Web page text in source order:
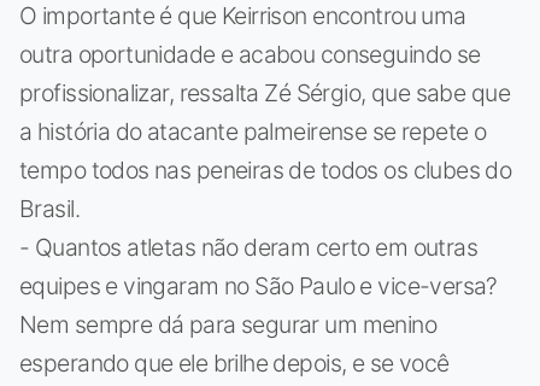
O importante é que Keirrison encontrou uma
outra oportunidade e acabou conseguindo se
profissionalizar, ressalta Zé Sérgio, que sabe que
a história do atacante palmeirense se repete o
tempo todos nas peneiras de todos os clubes do
Brasil.
- Quantos atletas não deram certo em outras
equipes e vingaram no São Paulo e vice-versa?
Nem sempre dá para segurar um menino
esperando que ele brilhe depois, e se você